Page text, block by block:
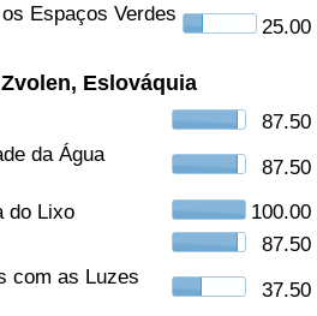
Espaços Verdes
25.00
Eslováquia
87.50
da Água
87.50
do Lixo
100.00
87.50
com as Luzes
37.50
País
País